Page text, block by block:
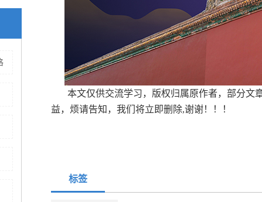
本文仅供交流学习，版权归属原作者，部分文
益，烦请告知，我们将立即删除,谢谢！！！
标签